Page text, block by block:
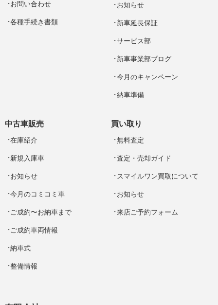
お問い合わせ
各種手続き書類
お知らせ
新車延長保証
サービス部
新車事業部ブログ
今月のキャンペーン
納車準備
中古車販売
在庫紹介
新規入庫車
お知らせ
今月のコミコミ車
ご成約〜お納車まで
ご成約車両情報
納車式
整備情報
買い取り
無料査定
査定・売却ガイド
スマイルワン買取について
お知らせ
来店ご予約フォーム